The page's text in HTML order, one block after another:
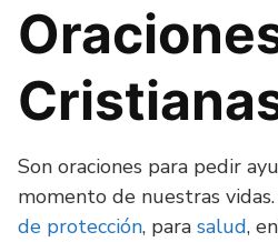
Son oraciones para pedir
momento de nuestras
de protección, para salud,